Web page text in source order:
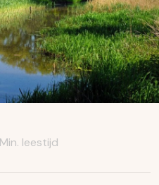
leestijd